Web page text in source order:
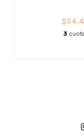
3